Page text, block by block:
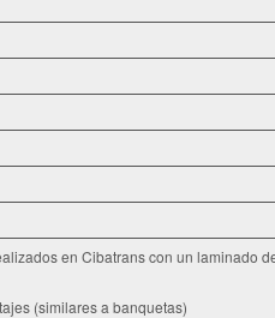
en Cibatrans con un laminado
(similares a banquetas)